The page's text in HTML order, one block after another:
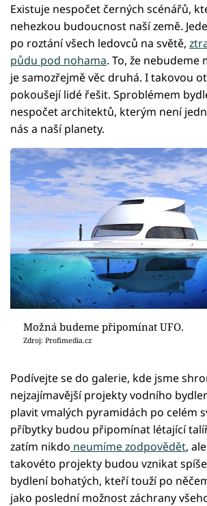
Existuje nespočet černých scénářů,
nehezkou budoucnost naší země.
po roztání všech ledovců na světě,
půdu pod nohama. To, že
je samozřejmě věc druhá. I takovou
pokoušejí lidé řešit. Sproblémem
nespočet architektů, kterým není
nás a naší planety.
Možná budeme připomínat UFO.
Zdroj: Profimedia.cz
Podívejte se do galerie, kde jsme
nejzajímavější projekty vodního
plavit vmalých pyramidách po celém
příbytky budou připomínat létající
zatím nikdo neumíme zodpovědět,
takovéto projekty budou vznikat
bydlení bohatých, kteří touží po
jako poslední možnost záchrany